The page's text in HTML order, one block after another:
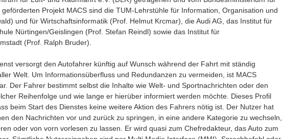
Projekt MACS sind die TUM-Lehrstühle für Information, Organisation und
und für Wirtschaftsinformatik (Prof. Helmut Krcmar), die Audi AG, das Institut für
Nürtingen/Geislingen (Prof. Stefan Reindl) sowie das Institut für
(Prof. Ralph Bruder).
versorgt den Autofahrer künftig auf Wunsch während der Fahrt mit ständig
Welt. Um Informationsüberfluss und Redundanzen zu vermeiden, ist MACS
Der Fahrer bestimmt selbst die Inhalte wie Welt- und Sportnachrichten oder den
Reihenfolge und wie lange er hierüber informiert werden möchte. Dieses Profil
beim Start des Dienstes keine weitere Aktion des Fahrers nötig ist. Der Nutzer hat
den Nachrichten vor und zurück zu springen, in eine andere Kategorie zu wechseln,
oder von vorn vorlesen zu lassen. Er wird quasi zum Chefredakteur, das Auto zum